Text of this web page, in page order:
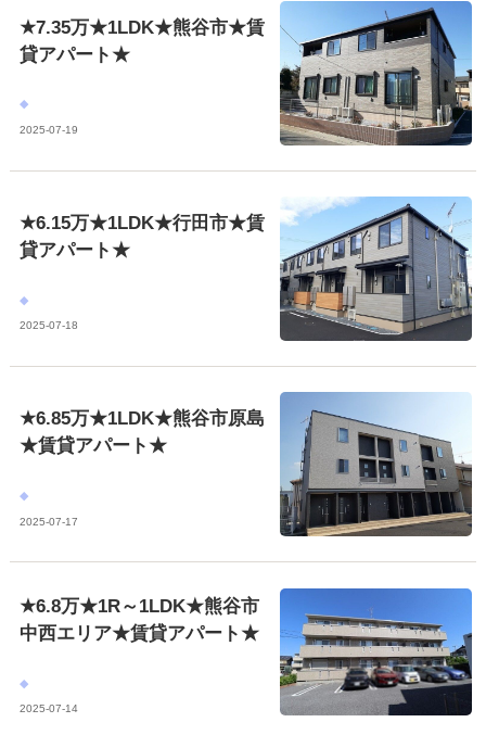
★7.35万★1LDK★熊谷市★賃
貸アパート★
2025-07-19
★6.15万★1LDK★行田市★賃
貸アパート★
2025-07-18
★6.85万★1LDK★熊谷市原島
★賃貸アパート★
2025-07-17
★6.8万★1R～1LDK★熊谷市
中西エリア★賃貸アパート★
2025-07-14